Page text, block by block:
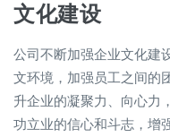
文化建设
公司不断加强企业文化建
文环境，加强员工之间的
升企业的凝聚力、向心力
功立业的信心和斗志，增